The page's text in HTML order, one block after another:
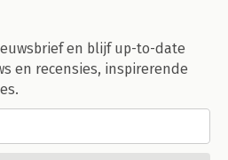
en blijf up-to-date
en recensies, inspirerende